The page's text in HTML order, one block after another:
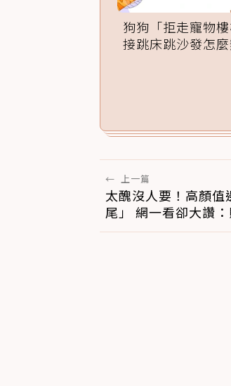
狗狗「拒走寵物
接跳床跳沙發怎
← 上一篇
太醜沒人要！高顏
尾」 網一看卻大讚